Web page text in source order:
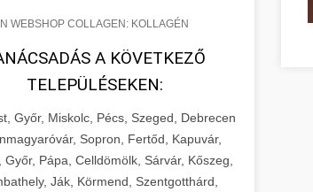
WEBSHOP COLLAGEN: KOLLAGÉN
A KÖVETKEZŐ
TELEPÜLÉSEKEN:
Győr, Miskolc, Pécs, Szeged, Debrecen
Sopron, Fertőd, Kapuvár,
Győr, Pápa, Celldömölk, Sárvár, Kőszeg,
Ják, Körmend, Szentgotthárd,